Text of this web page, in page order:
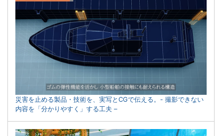
災害を止める製品・技術を、実写とCGで伝える。- 撮影できない
内容を「分かりやすく」する工夫 –